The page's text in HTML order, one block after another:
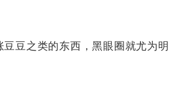
豆之类的东西，黑眼圈就尤为明